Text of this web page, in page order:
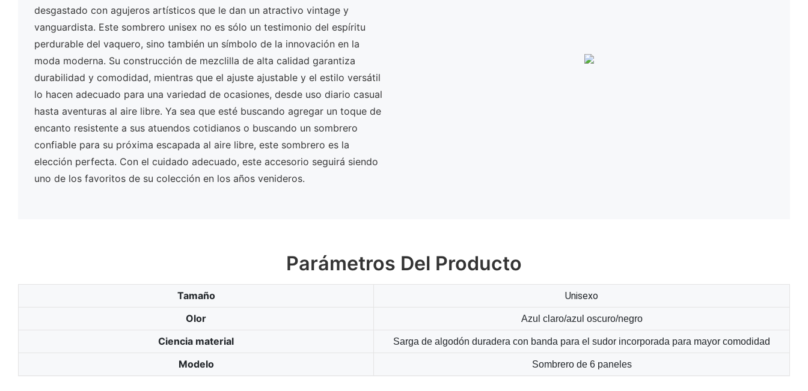
desgastado con agujeros artísticos que le dan un atractivo vintage y
vanguardista. Este sombrero unisex no es sólo un testimonio del espíritu
perdurable del vaquero, sino también un símbolo de la innovación en la
moda moderna. Su construcción de mezclilla de alta calidad garantiza
durabilidad y comodidad, mientras que el ajuste ajustable y el estilo versátil
lo hacen adecuado para una variedad de ocasiones, desde uso diario casual
hasta aventuras al aire libre. Ya sea que esté buscando agregar un toque de
encanto resistente a sus atuendos cotidianos o buscando un sombrero
confiable para su próxima escapada al aire libre, este sombrero es la
elección perfecta. Con el cuidado adecuado, este accesorio seguirá siendo
uno de los favoritos de su colección en los años venideros.
Parámetros Del Producto
Tamaño Unisexo
Olor Azul claro/azul oscuro/negro
Ciencia material Sarga de algodón duradera con banda para el sudor incorporada para mayor comodidad
Modelo Sombrero de 6 paneles